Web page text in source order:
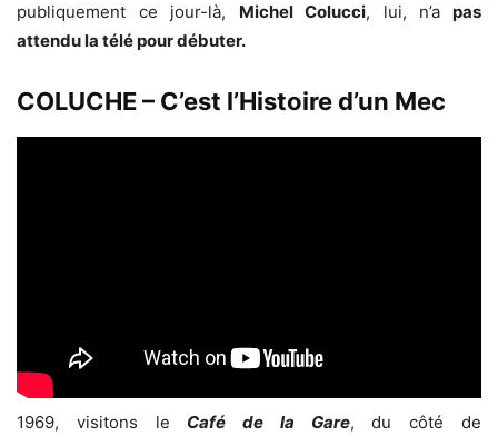
publiquement ce jour-là, Michel Colucci, lui, n’a pas
attendu la télé pour débuter.
COLUCHE – C’est l’Histoire d’un Mec
1969, visitons le Café de la Gare, du côté de